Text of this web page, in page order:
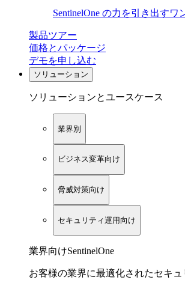
SentinelOne の力を引き出すワ
製品ツアー
価格とパッケージ
デモを申し込む
ソリューション
ソリューションとユースケース
業界別
ビジネス変革向け
脅威対策向け
セキュリティ運用向け
業界向けSentinelOne
お客様の業界に最適化されたセキュ